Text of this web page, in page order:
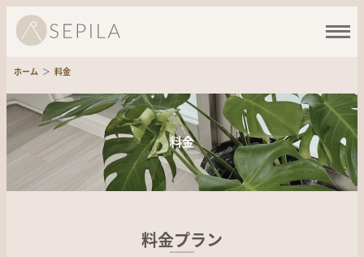
FREE TRIAL
無料体験・ご見学
ABOUT US
SEPILAの特徴
料金
ホーム 料金
料金
料金プラン